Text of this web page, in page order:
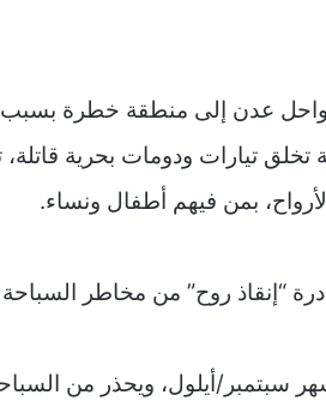
سواحل عدن إلى منطقة خطرة
تخلق تيارات ودومات بحرية
بمن فيهم أطفال ونساء.
“إنقاذ روح” من مخاطر
سبتمبر/أيلول، ويحذر من